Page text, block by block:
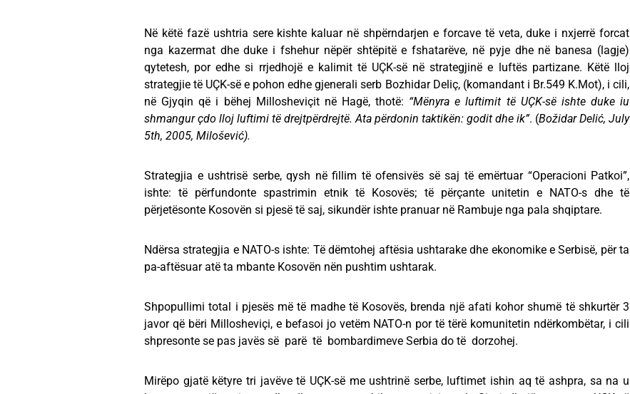
Në këtë fazë ushtria sere kishte kaluar në shpërndarjen e forcave të veta, duke i nxjerrë forcat
nga kazermat dhe duke i fshehur nëpër shtëpitë e fshatarëve, në pyje dhe në banesa (lagje)
qytetesh, por edhe si rrjedhojë e kalimit të UÇK-së në strategjinë e luftës partizane. Këtë lloj
strategjie të UÇK-së e pohon edhe gjenerali serb Bozhidar Deliç, (komandant i Br.549 K.Mot), i cili,
në Gjyqin që i bëhej Millosheviçit në Hagë, thotë: “Mënyra e luftimit të UÇK-së ishte duke iu
shmangur çdo lloj luftimi të drejtpërdrejtë. Ata përdonin taktikën: godit dhe ik”. (Božidar Delić, July
5th, 2005, Milošević).
Strategjia e ushtrisë serbe, qysh në fillim të ofensivës së saj të emërtuar “Operacioni Patkoi”,
ishte: të përfundonte spastrimin etnik të Kosovës; të përçante unitetin e NATO-s dhe të
përjetësonte Kosovën si pjesë të saj, sikundër ishte pranuar në Rambuje nga pala shqiptare.
Ndërsa strategjia e NATO-s ishte: Të dëmtohej aftësia ushtarake dhe ekonomike e Serbisë, për ta
pa-aftësuar atë ta mbante Kosovën nën pushtim ushtarak.
Shpopullimi total i pjesës më të madhe të Kosovës, brenda një afati kohor shumë të shkurtër 3
javor që bëri Millosheviçi, e befasoi jo vetëm NATO-n por të tërë komunitetin ndërkombëtar, i cili
shpresonte se pas javës së parë të bombardimeve Serbia do të dorzohej.
Mirëpo gjatë këtyre tri javëve të UÇK-së me ushtrinë serbe, luftimet ishin aq të ashpra, sa na u